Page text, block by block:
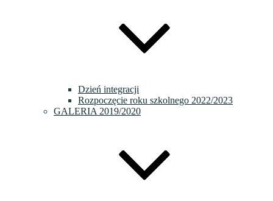
Dzień integracji
Rozpoczęcie roku szkolnego 2022/2023
GALERIA 2019/2020